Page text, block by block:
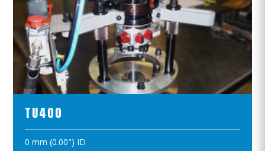
TU400
0 mm (0.00") ID
ПРОСМОТР ПРОДУКТОВ
ПОЛОЖИТЪ В КОРЗИНУ